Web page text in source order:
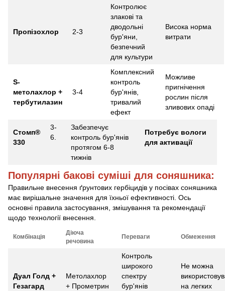
Пропізохлор 2-3
Контролює
злакові та
дводольні
бур'яни,
безпечний
для культури
Висока норма
витрати
S-
метолахлор +
тербутилазин
3-4
Комплексний
контроль
бур'янів,
тривалий
ефект
Можливе
пригнічення
рослин після
зливових опаді
Стомп®
330
3-
6.
Забезпечує
контроль бур'янів
протягом 6-8
тижнів
Потребує вологи
для активації
Популярні бакові суміші для соняшника:
Правильне внесення ґрунтових гербіцидів у посівах соняшника
має вирішальне значення для їхньої ефективності. Ось
основні правила застосування, змішування та рекомендації
щодо технології внесення.
Комбінація
Діюча
речовина
Переваги Обмеження
Дуал Голд +
Гезагард
Метолахлор
+ Прометрин
Контроль
широкого
спектру
бур'янів
Не можна
на легких